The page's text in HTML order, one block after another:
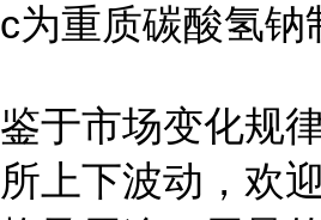
c为重质碳酸氢钠
鉴于市场变化规
所上下波动，欢